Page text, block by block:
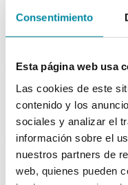
Consentimiento
Esta página web usa
Las cookies de este
contenido y los
sociales y analizar el
información sobre el
nuestros partners de
web, quienes pueden
Jarabes
Emulsionantes
aceites y ceras
Aceites
Otras grasas
Ceras
extractos y perfumes
Esencias naturales
Perfumes